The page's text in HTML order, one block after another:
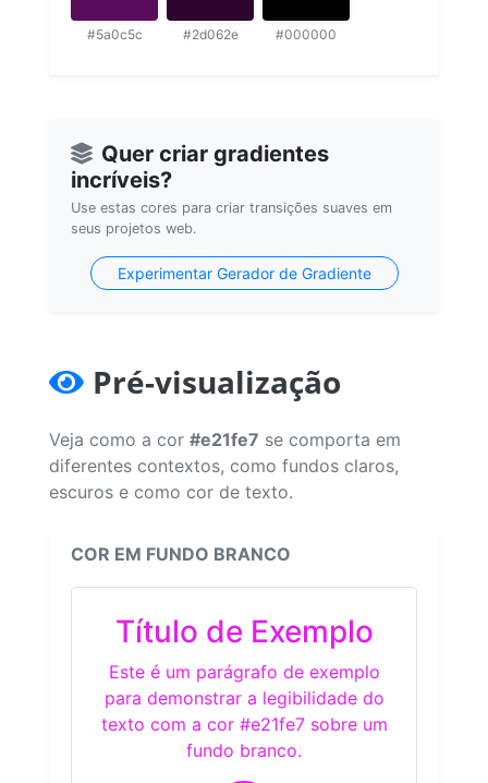
#5a0c5c #2d062e #000000
Quer criar gradientes
incríveis?
Use estas cores para criar transições suaves em
seus projetos web.
Experimentar Gerador de Gradiente
Pré-visualização
Veja como a cor #e21fe7 se comporta em
diferentes contextos, como fundos claros,
escuros e como cor de texto.
COR EM FUNDO BRANCO
Título de Exemplo
Este é um parágrafo de exemplo
para demonstrar a legibilidade do
texto com a cor #e21fe7 sobre um
fundo branco.